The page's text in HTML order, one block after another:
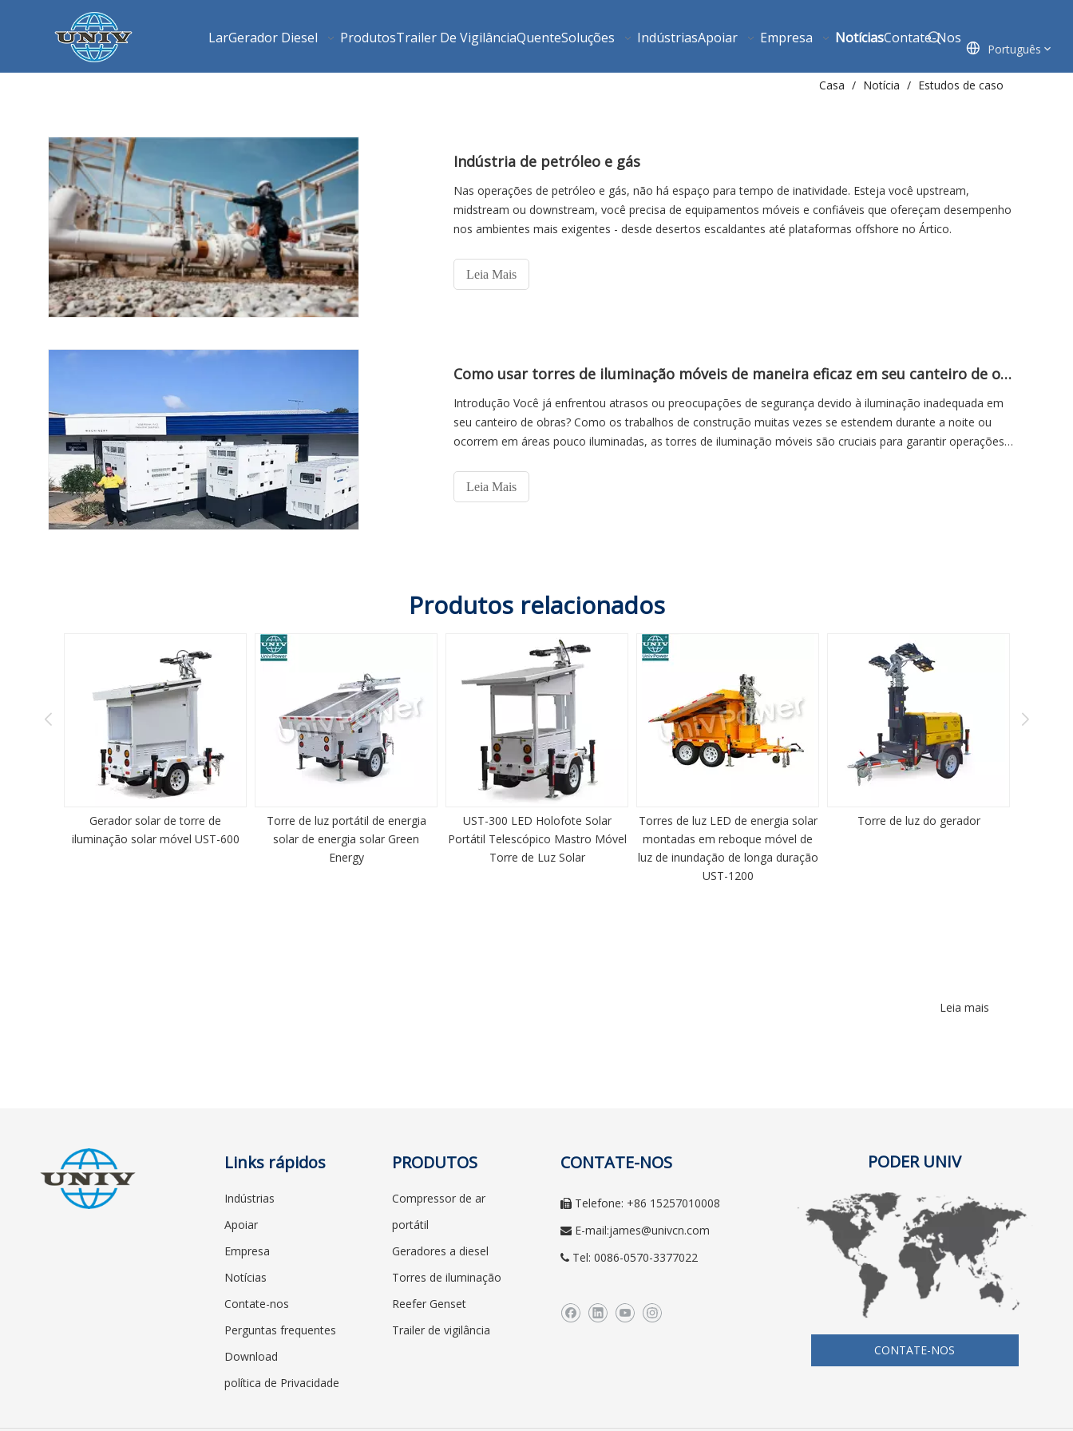
LarGerador Diesel ProdutosTrailer De VigilânciaQuenteSoluções IndústriasApoiar Empresa NotíciasContate-Nos
Português
Casa / Notícia / Estudos de caso
Indústria de petróleo e gás
Nas operações de petróleo e gás, não há espaço para tempo de inatividade. Esteja você upstream,
midstream ou downstream, você precisa de equipamentos móveis e confiáveis ​​que ofereçam desempenho
nos ambientes mais exigentes - desde desertos escaldantes até plataformas offshore no Ártico.
Leia Mais
Como usar torres de iluminação móveis de maneira eficaz em seu canteiro de obras
Introdução Você já enfrentou atrasos ou preocupações de segurança devido à iluminação inadequada em
seu canteiro de obras? Como os trabalhos de construção muitas vezes se estendem durante a noite ou
ocorrem em áreas pouco iluminadas, as torres de iluminação móveis são cruciais para garantir operações
Leia Mais
Produtos relacionados
solar de torre de
solar móvel UST-600
Torre de luz portátil de energia
solar de energia solar Green
UST-300 LED Holofote Solar
Portátil Telescópico Mastro Móvel
Torres de luz LED de energia solar
montadas em reboque móvel de
luz de inundação de longa duração
Torre de luz do gerador
Conjunto de geradores a
Leia mais
Links rápidos
Indústrias
Apoiar
Empresa
Notícias
Contate-nos
Perguntas frequentes
Download
política de Privacidade
PRODUTOS
Compressor de ar
portátil
Geradores a diesel
Torres de iluminação
Reefer Genset
Trailer de vigilância
CONTATE-NOS
 Telefone: +86 15257010008
 E-mail:james@univcn.com
 Tel: 0086-0570-3377022
PODER UNIV
CONTATE-NOS